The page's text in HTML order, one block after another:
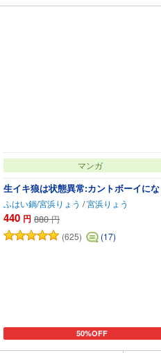
マンガ
生イキ狼は状態異常:カントボーイに
ふはい鍋/宮浜りょう /宮浜りょう
440 円 880 円
(625)
(17)
50%OFF
カートに追加